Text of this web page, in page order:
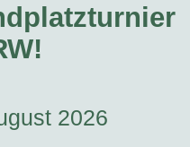
2026